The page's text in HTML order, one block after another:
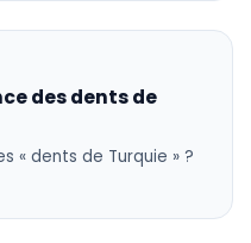
des dents de
« dents de Turquie » ?